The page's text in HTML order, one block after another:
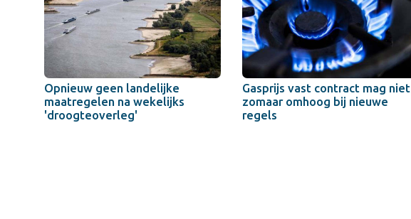
Opnieuw geen landelijke
maatregelen na wekelijks
'droogteoverleg'
Gasprijs vast contract mag niet
zomaar omhoog bij nieuwe
regels